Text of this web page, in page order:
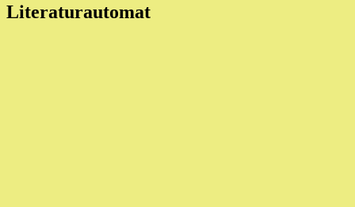
Literaturautomat